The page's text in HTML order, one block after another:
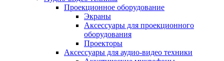
Проекционное оборудование
Экраны
Аксессуары для проекционного
оборудования
Проекторы
Аксессуары для аудио-видео техники